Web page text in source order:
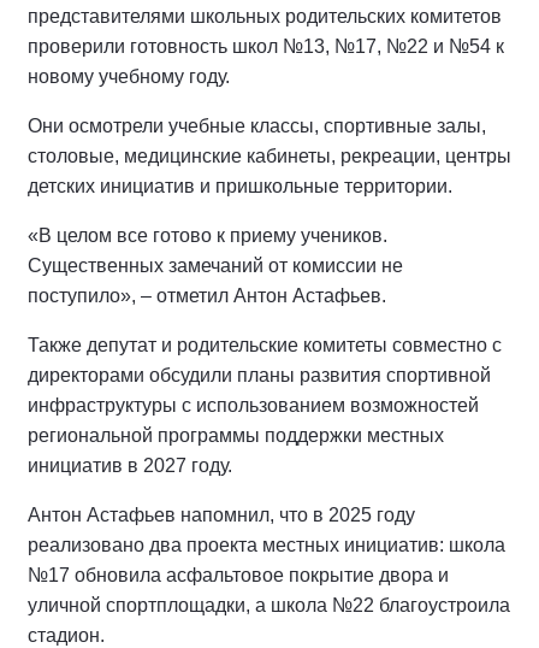
представителями школьных родительских комитетов
проверили готовность школ №13, №17, №22 и №54 к
новому учебному году.
Они осмотрели учебные классы, спортивные залы,
столовые, медицинские кабинеты, рекреации, центры
детских инициатив и пришкольные территории.
«В целом все готово к приему учеников.
Существенных замечаний от комиссии не
поступило», – отметил Антон Астафьев.
Также депутат и родительские комитеты совместно с
директорами обсудили планы развития спортивной
инфраструктуры с использованием возможностей
региональной программы поддержки местных
инициатив в 2027 году.
Антон Астафьев напомнил, что в 2025 году
реализовано два проекта местных инициатив: школа
№17 обновила асфальтовое покрытие двора и
уличной спортплощадки, а школа №22 благоустроила
стадион.